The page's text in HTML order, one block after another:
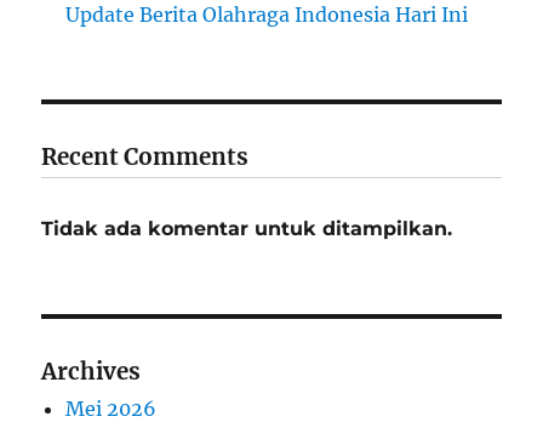
Update Berita Olahraga Indonesia Hari Ini
Recent Comments
Tidak ada komentar untuk ditampilkan.
Archives
Mei 2026